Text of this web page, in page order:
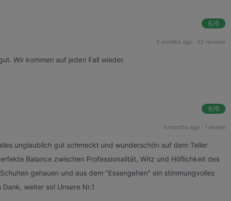
6/6
3 months ago · 32 reviews
Wir kommen auf jeden Fall wieder.
6/6
4 months ago · 1 review
unglaublich gut schmeckt und wunderschön auf dem Teller
Balance zwischen Professionalität, Witz und Höflichkeit des
gehauen und aus dem "Essengehen" ein stimmungvolles
weiter so! Unsere Nr.1